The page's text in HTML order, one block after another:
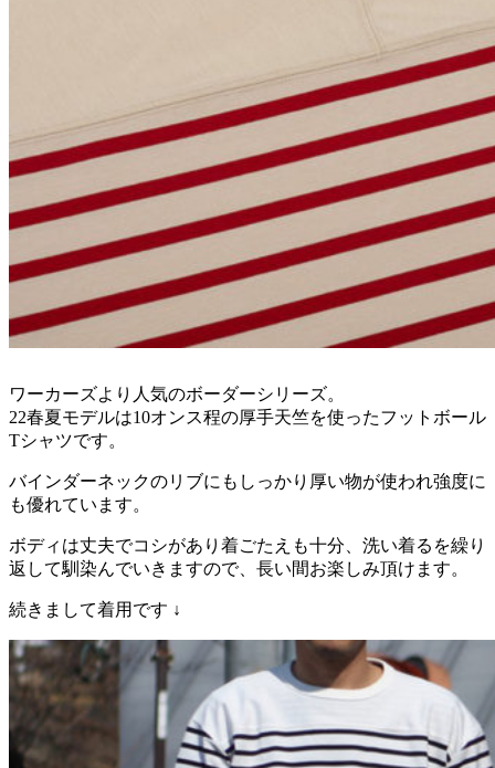
ワーカーズより人気のボーダーシリーズ。
22春夏モデルは10オンス程の厚手天竺を使ったフットボール
Tシャツです。
バインダーネックのリブにもしっかり厚い物が使われ強度に
も優れています。
ボディは丈夫でコシがあり着ごたえも十分、洗い着るを繰り
返して馴染んでいきますので、長い間お楽しみ頂けます。
続きまして着用です ↓